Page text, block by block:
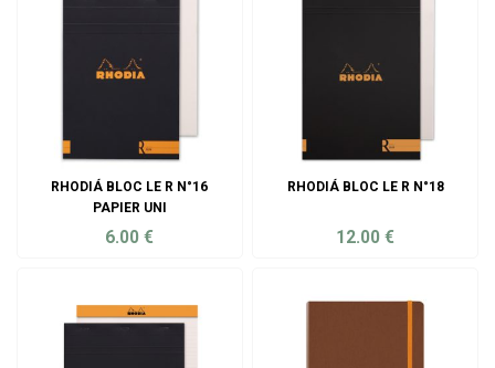
RHODIÁ BLOC LE R N°16
PAPIER UNI
6.00€
RHODIÁ BLOC LE R N°18
12.00€